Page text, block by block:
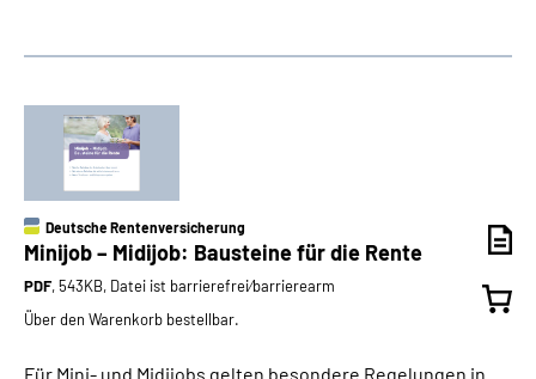
Deutsche Rentenversicherung
Minijob – Midijob: Bausteine für die Rente
PDF, 543KB, Datei ist barrierefrei⁄barrierearm
Über den Warenkorb bestellbar.
Für Mini- und Midijobs gelten besondere Regelungen in